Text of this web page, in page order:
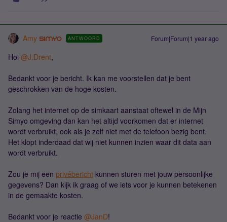
Amy ANTWOORD Forum|Forum|1 year ago
Hoi ​ @J.Drent,
Bedankt voor je bericht. Ik kan me voorstellen dat je bent
geschrokken van de hoge kosten.
Zolang het internet op de simkaart aanstaat oftewel in de Mijn
Simyo omgeving dan kan het altijd voorkomen dat er internet
wordt verbruikt, ook als je zelf niet met de telefoon bezig bent.
Het klopt inderdaad dat wij niet kunnen inzien waar dit data aan
wordt verbruikt.
Zou je mij een privébericht kunnen sturen met jouw persoonlijke
gegevens? Dan kijk ik graag of we iets voor je kunnen betekenen
in de gemaakte kosten.
Bedankt voor je reactie ​ @JanD!